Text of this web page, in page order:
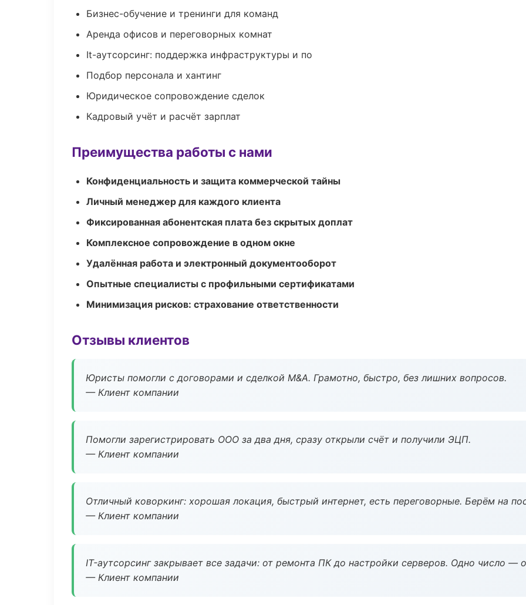
Бизнес-обучение и тренинги для команд
Аренда офисов и переговорных комнат
It-аутсорсинг: поддержка инфраструктуры и по
Подбор персонала и хантинг
Юридическое сопровождение сделок
Кадровый учёт и расчёт зарплат
Преимущества работы с нами
Конфиденциальность и защита коммерческой тайны
Личный менеджер для каждого клиента
Фиксированная абонентская плата без скрытых доплат
Комплексное сопровождение в одном окне
Удалённая работа и электронный документооборот
Опытные специалисты с профильными сертификатами
Минимизация рисков: страхование ответственности
Отзывы клиентов
Юристы помогли с договорами и сделкой M&A. Грамотно, быстро, без лишних вопросов.
— Клиент компании
Помогли зарегистрировать ООО за два дня, сразу открыли счёт и получили ЭЦП.
— Клиент компании
Отличный коворкинг: хорошая локация, быстрый интернет, есть переговорные. Берём на
— Клиент компании
IT-аутсорсинг закрывает все задачи: от ремонта ПК до настройки серверов. Одно число —
— Клиент компании